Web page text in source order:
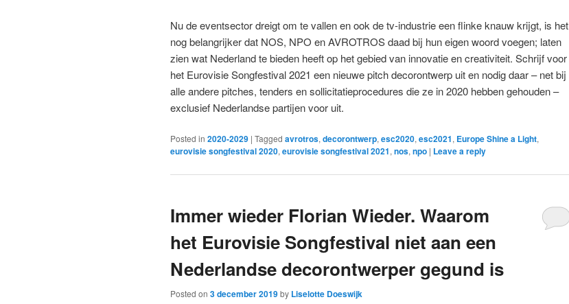
Nu de eventsector dreigt om te vallen en ook de tv-industrie een flinke knauw krijgt, is het
nog belangrijker dat NOS, NPO en AVROTROS daad bij hun eigen woord voegen; laten
zien wat Nederland te bieden heeft op het gebied van innovatie en creativiteit. Schrijf voor
het Eurovisie Songfestival 2021 een nieuwe pitch decorontwerp uit en nodig daar – net bij
alle andere pitches, tenders en sollicitatieprocedures die ze in 2020 hebben gehouden –
exclusief Nederlandse partijen voor uit.
Posted in 2020-2029 | Tagged avrotros, decorontwerp, esc2020, esc2021, Europe Shine a Light,
eurovisie songfestival 2020, eurovisie songfestival 2021, nos, npo | Leave a reply
Immer wieder Florian Wieder. Waarom
het Eurovisie Songfestival niet aan een
Nederlandse decorontwerper gegund is
Posted on 3 december 2019by Liselotte Doeswijk